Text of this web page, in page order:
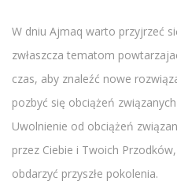
W dniu Ajmaq warto przyjrzeć
zwłaszcza tematom
czas, aby znaleźć nowe
pozbyć się obciążeń
Uwolnienie od obciążeń
przez Ciebie i Twoich
obdarzyć przyszłe pokolenia.